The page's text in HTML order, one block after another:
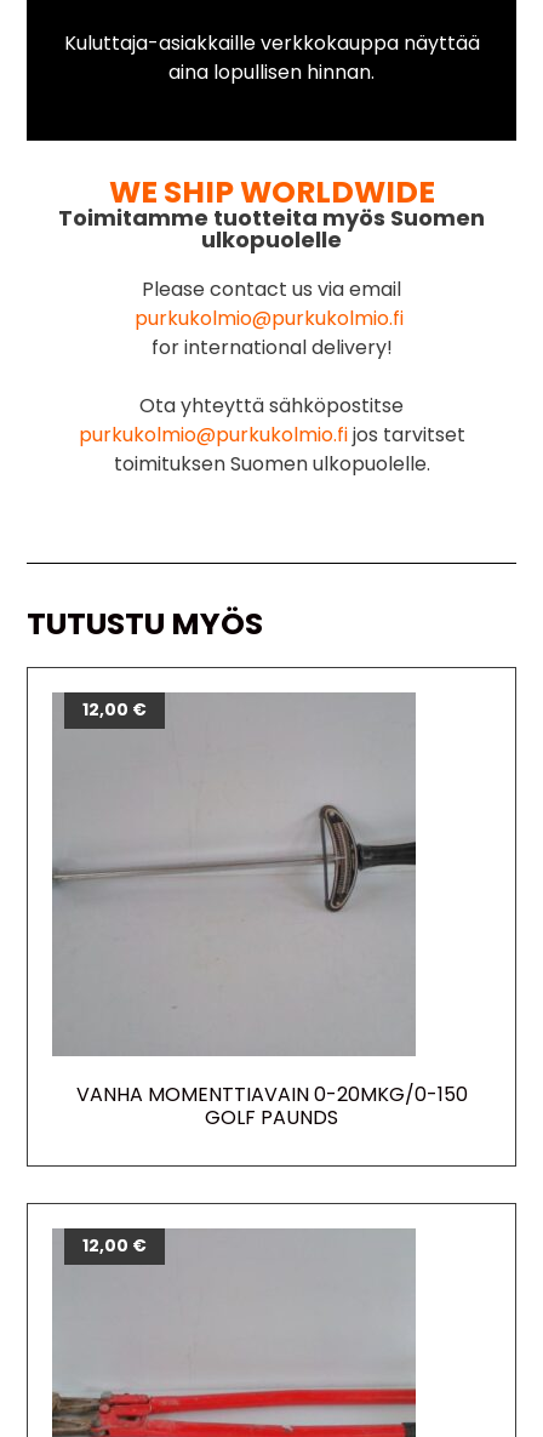
Kuluttaja-asiakkaille verkkokauppa näyttää
aina lopullisen hinnan.
WE SHIP WORLDWIDE
Toimitamme tuotteita myös Suomen
ulkopuolelle
Please contact us via email
purkukolmio@purkukolmio.fi
for international delivery!
Ota yhteyttä sähköpostitse
purkukolmio@purkukolmio.fijos tarvitset
toimituksen Suomen ulkopuolelle.
TUTUSTU MYÖS
VANHA MOMENTTIAVAIN 0-20MKG/0-150
GOLF PAUNDS
12,00 €
12,00 €